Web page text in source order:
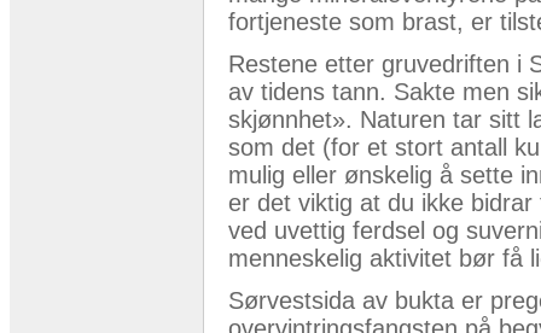
fortjeneste som brast, er
Restene etter gruvedriften i
av tidens tann. Sakte men
skjønnhet». Naturen tar sitt
som det (for et stort antall
mulig eller ønskelig å sette
er det viktig at du ikke
ved uvettig ferdsel og
menneskelig aktivitet bør få
Sørvestsida av bukta er
overvintringsfangsten på